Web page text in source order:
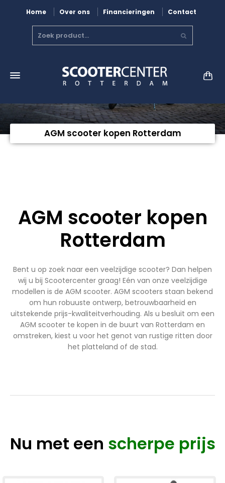
Home Over ons Financieringen Contact
AGM scooter kopen Rotterdam
AGM scooter kopen
Rotterdam
Bent u op zoek naar een veelzijdige scooter? Dan helpen
wij u bij Scootercenter graag! Eén van onze veelzijdige
modellen is de AGM scooter. AGM scooters staan bekend
om hun robuuste ontwerp, betrouwbaarheid en
uitstekende prijs-kwaliteitverhouding. Als u besluit om een
AGM scooter te kopen in de buurt van Rotterdam en
omstreken, kiest u voor het genot van rustige ritten door
het platteland of de stad.
Nu met een scherpe prijs